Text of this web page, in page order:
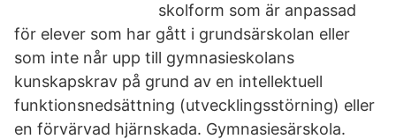
skolform som är anpassad
för elever som har gått i grundsärskolan eller
som inte når upp till gymnasieskolans
kunskapskrav på grund av en intellektuell
funktionsnedsättning (utvecklingsstörning) eller
en förvärvad hjärnskada. Gymnasiesärskola.